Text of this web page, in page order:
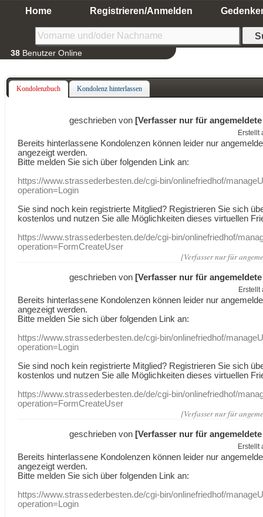
Home Registrieren/Anmelden
38 Benutzer Online
Kondolenzbuch Kondolenz hinterlassen
geschrieben von [Verfasser nur für
Erstellt
Bereits hinterlassene Kondolenzen können leider nur
angezeigt werden.
Bitte melden Sie sich über folgenden Link an:
https://www.strassederbesten.de/cgi-bin/onlinefriedhof/
operation=Login
Sie sind noch kein registrierte Mitglied? Registrieren Sie sich
kostenlos und nutzen Sie alle Möglichkeiten dieses virtuellen
https://www.strassederbesten.de/de/cgi-bin/onlinefriedhof/
operation=FormCreateUser
[Verfasser nur für
geschrieben von [Verfasser nur für
Erstellt
Bereits hinterlassene Kondolenzen können leider nur
angezeigt werden.
Bitte melden Sie sich über folgenden Link an:
https://www.strassederbesten.de/cgi-bin/onlinefriedhof/
operation=Login
Sie sind noch kein registrierte Mitglied? Registrieren Sie sich
kostenlos und nutzen Sie alle Möglichkeiten dieses virtuellen
https://www.strassederbesten.de/de/cgi-bin/onlinefriedhof/
operation=FormCreateUser
[Verfasser nur für
geschrieben von [Verfasser nur für
Erstellt
Bereits hinterlassene Kondolenzen können leider nur
angezeigt werden.
Bitte melden Sie sich über folgenden Link an:
https://www.strassederbesten.de/cgi-bin/onlinefriedhof/
operation=Login